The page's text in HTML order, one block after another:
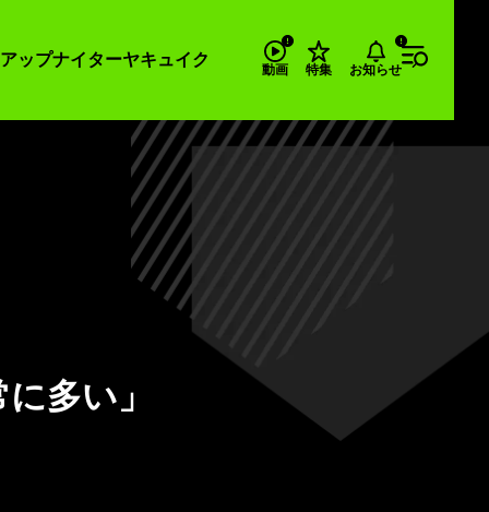
ップナイターヤキュイク
動画 特集 お知らせ
多い」